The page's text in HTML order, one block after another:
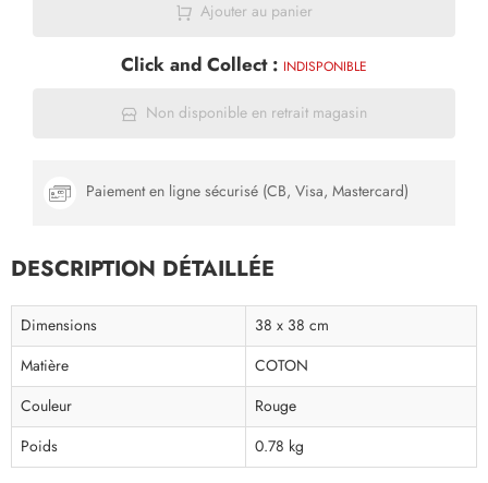
Ajouter au panier
Click and Collect : INDISPONIBLE
Non disponible en retrait magasin
Paiement en ligne sécurisé (CB, Visa, Mastercard)
DESCRIPTION DÉTAILLÉE
Dimensions
38 x 38 cm
Matière
COTON
Couleur
Rouge
Poids
0.78 kg